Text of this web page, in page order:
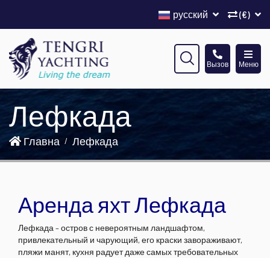
(€)
русский
Меню
Вызов
Лефкада
Главна Лефкада
Аренда яхт Лефкада
Лефкада – остров с невероятным ландшафтом,
привлекательный и чарующий, его краски завораживают,
пляжи манят, кухня радует даже самых требовательных